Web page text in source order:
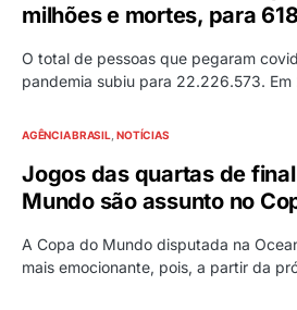
milhões e mortes, para
O total de pessoas que pegaram
pandemia subiu para 22.226.573.
AGÊNCIA BRASIL NOTÍCIAS
Jogos das quartas de
Mundo são assunto no
A Copa do Mundo disputada na
mais emocionante, pois, a partir da